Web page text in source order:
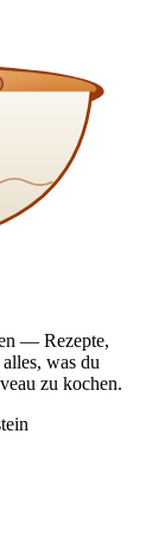
— Rezepte,
was du
zu kochen.